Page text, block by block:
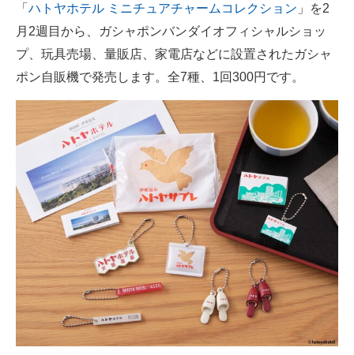
スマホと通信の最新トレンド
進化するPCとデバイスの未来
好きが集まる 比べて選べる
ビジネスと働き方のヒント
AI活用のいまが分かる
企業ITのトレンドを詳説
経営リーダーのコミュニティ
マーケ×ITの今がよく分かる
ITエンジニア向け専門サイト
企業向けIT製品の総合サイト
IT製品の技術・比較・事例
「 ハトヤホテル ミニチュアチャームコレクション 」を2
月2週目から、ガシャポンバンダイオフィシャルショッ
プ、玩具売場、量販店、家電店などに設置されたガシャ
ポン自販機で発売します。全7種、1回300円です。